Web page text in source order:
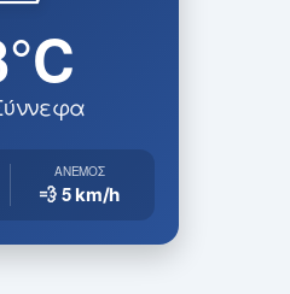
ΆΝΕΜΟΣ
💨 5km/h